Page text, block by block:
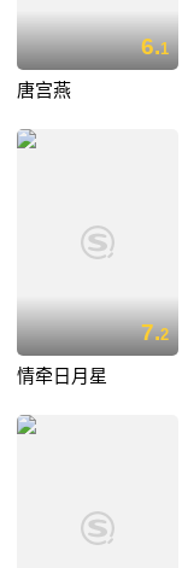
6.1
唐宫燕
7.2
情牵日月星